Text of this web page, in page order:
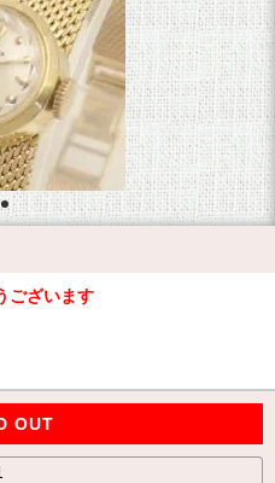
ございます
OUT